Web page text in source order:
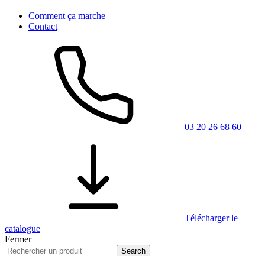
Comment ça marche
Contact
03 20 26 68 60
Télécharger le
catalogue
Fermer